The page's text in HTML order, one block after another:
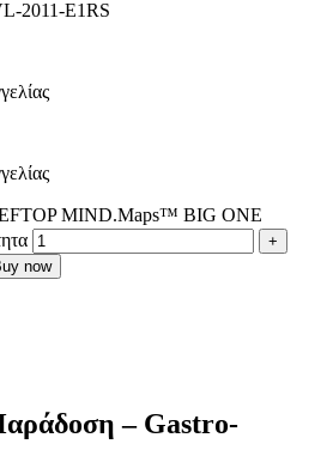
2011-E1RS
MIND.Maps™ BIG ONE
now
– Gastro-